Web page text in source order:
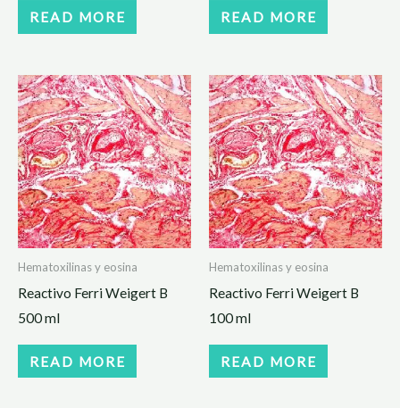
READ MORE READ MORE
Hematoxilinas y eosina
Reactivo Ferri Weigert B
500 ml
READ MORE
Hematoxilinas y eosina
Reactivo Ferri Weigert B
100 ml
READ MORE